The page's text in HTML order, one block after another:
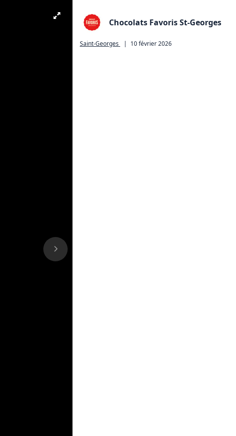
Chocolats Favoris St-Georges
Saint-Georges | 10 février 2026